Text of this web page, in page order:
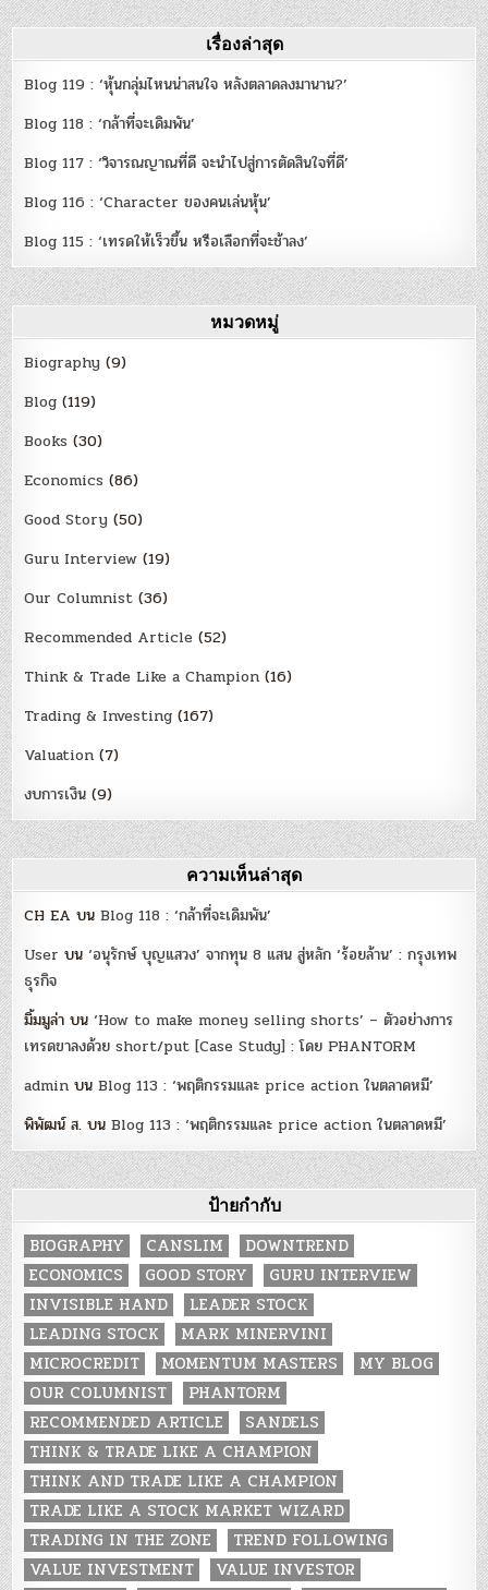
เรื่องล่าสุด
Blog 119 : ‘หุ้นกลุ่มไหนน่าสนใจ หลังตลาดลงมานาน?’
Blog 118 : ‘กล้าที่จะเดิมพัน’
Blog 117 : ‘วิจารณญาณที่ดี จะนำไปสู่การตัดสินใจที่ดี’
Blog 116 : ‘Character ของคนเล่นหุ้น’
Blog 115 : ‘เทรดให้เร็วขึ้น หรือเลือกที่จะช้าลง’
หมวดหมู่
Biography (9)
Blog (119)
Books (30)
Economics (86)
Good Story (50)
Guru Interview (19)
Our Columnist (36)
Recommended Article (52)
Think & Trade Like a Champion (16)
Trading & Investing (167)
Valuation (7)
งบการเงิน (9)
ความเห็นล่าสุด
CH EA บนBlog 118 : ‘กล้าที่จะเดิมพัน’
User บน‘อนุรักษ์ บุญแสวง’ จากทุน 8 แสน สู่หลัก ‘ร้อยล้าน’ : กรุงเทพ
ธุรกิจ
มิ้มมูล่า บน‘How to make money selling shorts’ – ตัวอย่างการ
เทรดขาลงด้วย short/put [Case Study] : โดย PHANTORM
admin บนBlog 113 : ‘พฤติกรรมและ price action ในตลาดหมี’
พิพัฒน์ ส. บนBlog 113 : ‘พฤติกรรมและ price action ในตลาดหมี’
ป้ายกำกับ
BIOGRAPHY CANSLIM
DOWNTREND
ECONOMICS
GOOD STORY
GURU INTERVIEW
INVISIBLE HAND
LEADER STOCK
LEADING STOCK
MARK MINERVINI
MICROCREDIT
MOMENTUM MASTERS
MY BLOG
OUR COLUMNIST
PHANTORM
RECOMMENDED ARTICLE
SANDELS
THINK & TRADE LIKE A CHAMPION
THINK AND TRADE LIKE A CHAMPION
TRADE LIKE A STOCK MARKET WIZARD
TRADING IN THE ZONE
TREND FOLLOWING
VALUE INVESTMENT
VALUE INVESTOR